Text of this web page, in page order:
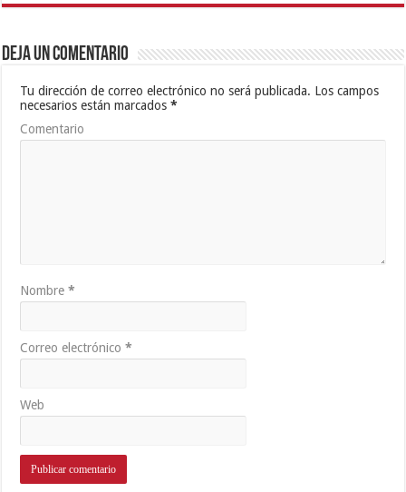
Deja un comentario
Tu dirección de correo electrónico no será publicada. Los campos
necesarios están marcados*
Comentario
Nombre*
Correo electrónico*
Web